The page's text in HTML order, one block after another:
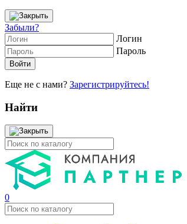
Забыли?
Логин
Пароль
Еще не с нами? Зарегистрируйтесь!
Найти
0